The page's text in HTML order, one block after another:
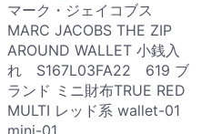
マーク・ジェイコブス
MARC JACOBS THE ZIP
AROUND WALLET 小銭入
れ S167L03FA22 619 ブ
ランド ミニ財布TRUE RED
MULTI レッド系 wallet-01